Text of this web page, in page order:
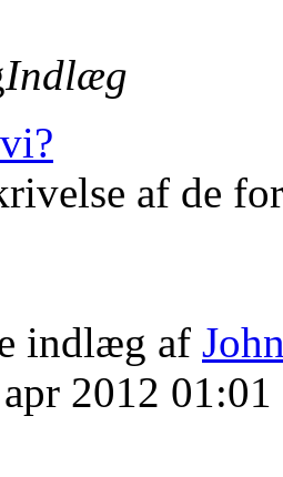
Indlæg
af de
indlæg af
2012 01:01